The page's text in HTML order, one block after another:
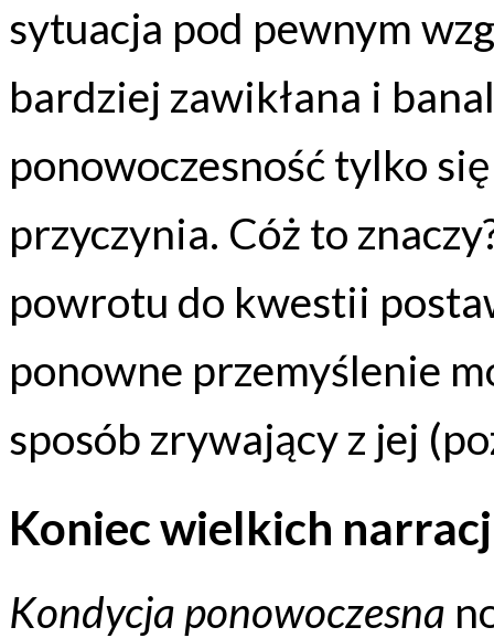
sytuacja pod pewnym
bardziej zawikłana i
ponowoczesność tylko
przyczynia. Cóż to
powrotu do kwestii
ponowne przemyślenie
sposób zrywający z jej
Koniec wielkich
Kondycja ponowoczesna